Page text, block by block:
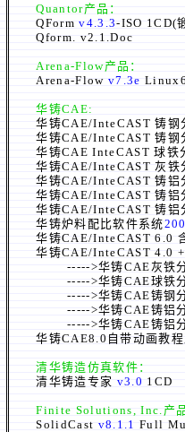
Quantor产品：
QFormv4.3.3-ISO 1CD(
Qform. v2.1.Doc
Arena-Flow产品：
Arena-Flow v7.3e
华铸CAE:
华铸CAE/InteCAST 铸钢
华铸CAE/InteCAST 铸钢
华铸CAE InteCAST 球铁
华铸CAE/InteCAST 灰铁
华铸CAE/InteCAST 铸铝
华铸CAE/InteCAST 铸铝
华铸CAE/InteCAST 铸铝
华铸炉料配比软件系统
华铸CAE/InteCAST 6.0
华铸CAE/InteCAST 4.0
----->华铸CAE灰铁分
----->华铸CAE球铁分
----->华铸CAE铸钢分
----->华铸CAE铸铝分
----->华铸CAE铸铝分
华铸CAE8.0自带动画教
清华铸造仿真软件：
清华铸造专家 v3.0 1CD
Finite Solutions, Inc. 产
SolidCast v8.1.1 Full